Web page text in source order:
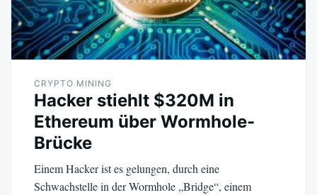
CRYPTO MINING
Hacker stiehlt $320M in
Ethereum über Wormhole-
Brücke
Einem Hacker ist es gelungen, durch eine
Schwachstelle in der Wormhole „Bridge“, einem